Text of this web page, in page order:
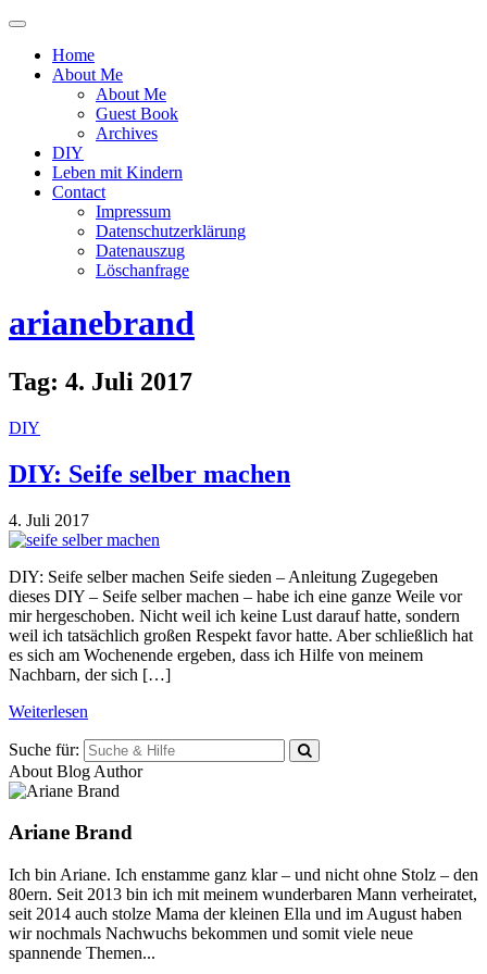
Menü
oder
ausblenden
Home
About Me
About Me
Guest Book
Archives
DIY
Leben mit Kindern
Contact
Impressum
Datenschutzerklärung
Datenauszug
Löschanfrage
arianebrand
Tag: 4. Juli 2017
DIY
DIY: Seife selber machen
4. Juli 2017
DIY: Seife selber machen Seife sieden – Anleitung Zugegeben
dieses DIY – Seife selber machen – habe ich eine ganze Weile vor
mir hergeschoben. Nicht weil ich keine Lust darauf hatte, sondern
weil ich tatsächlich großen Respekt favor hatte. Aber schließlich hat
es sich am Wochenende ergeben, dass ich Hilfe von meinem
Nachbarn, der sich […]
Weiterlesen
Suche für:
About Blog Author
Ariane Brand
Ich bin Ariane. Ich enstamme ganz klar – und nicht ohne Stolz – den
80ern. Seit 2013 bin ich mit meinem wunderbaren Mann verheiratet,
seit 2014 auch stolze Mama der kleinen Ella und im August haben
wir nochmals Nachwuchs bekommen und somit viele neue
spannende Themen...